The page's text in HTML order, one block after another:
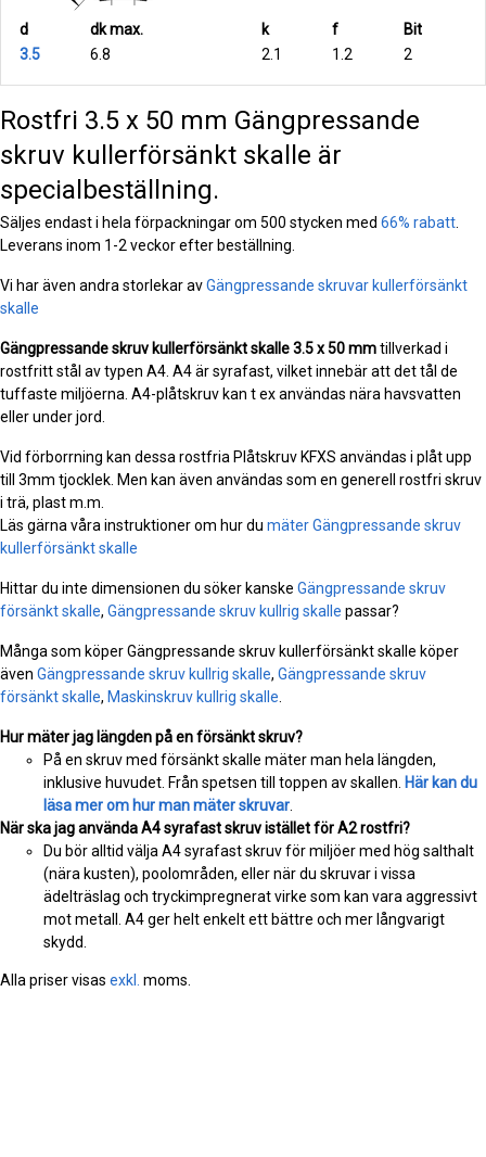
d dk max. k f
Bit
3.5
6.8 2.1 1.2 2
Rostfri 3.5 x 50 mm Gängpressande
skruv kullerförsänkt skalle är
specialbeställning.
Säljes endast i hela förpackningar om 500 stycken med 66% rabatt.
Leverans inom 1-2 veckor efter beställning.
Vi har även andra storlekar avGängpressande skruvar kullerförsänkt
skalle
Gängpressande skruv kullerförsänkt skalle3.5 x 50 mmtillverkad i
rostfritt stål av typen A4. A4 är syrafast, vilket innebär att det tål de
tuffaste miljöerna. A4-plåtskruv kan t ex användas nära havsvatten
eller under jord.
Vid förborrning kan dessa rostfria Plåtskruv KFXS användas i plåt upp
till 3mm tjocklek. Men kan även användas som en generell rostfri skruv
i trä, plast m.m.
Läs gärna våra instruktioner om hur du mäter Gängpressande skruv
kullerförsänkt skalle
Hittar du inte dimensionen du söker kanske Gängpressande skruv
försänkt skalle, Gängpressande skruv kullrig skalle passar?
Många som köper Gängpressande skruv kullerförsänkt skalle köper
även Gängpressande skruv kullrig skalle, Gängpressande skruv
försänkt skalle, Maskinskruv kullrig skalle.
Hur mäter jag längden på en försänkt skruv?
På en skruv med försänkt skalle mäter man hela längden,
inklusive huvudet. Från spetsen till toppen av skallen. Här kan du
läsa mer om hur man mäter skruvar.
När ska jag använda A4 syrafast skruv istället för A2 rostfri?
Du bör alltid välja A4 syrafast skruv för miljöer med hög salthalt
(nära kusten), poolområden, eller när du skruvar i vissa
ädelträslag och tryckimpregnerat virke som kan vara aggressivt
mot metall. A4 ger helt enkelt ett bättre och mer långvarigt
skydd.
Alla priser visas exkl. moms.